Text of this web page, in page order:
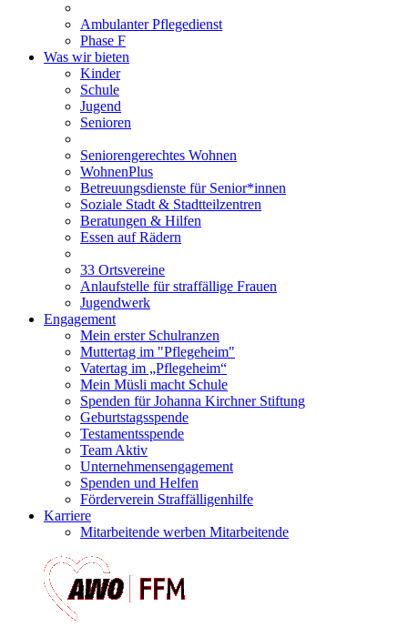
Ambulanter Pflegedienst
Phase F
Was wir bieten
Kinder
Schule
Jugend
Senioren
Seniorengerechtes Wohnen
WohnenPlus
Betreuungsdienste für Senior*innen
Soziale Stadt & Stadtteilzentren
Beratungen & Hilfen
Essen auf Rädern
33 Ortsvereine
Anlaufstelle für straffällige Frauen
Jugendwerk
Engagement
Mein erster Schulranzen
Muttertag im "Pflegeheim"
Vatertag im „Pflegeheim“
Mein Müsli macht Schule
Spenden für Johanna Kirchner Stiftung
Geburtstagsspende
Testamentsspende
Team Aktiv
Unternehmensengagement
Spenden und Helfen
Förderverein Straffälligenhilfe
Karriere
Mitarbeitende werben Mitarbeitende